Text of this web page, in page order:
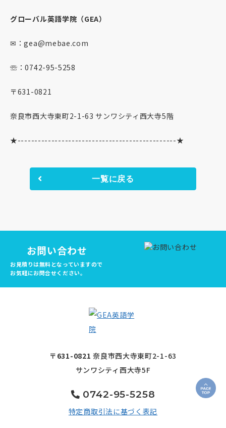
グローバル英語学院（GEA）
✉：gea@mebae.com
☏：0742-95-5258
〒631-0821
奈良市西大寺東町2-1-63 サンワシティ西大寺5階
★-----------------------------------------------★
一覧に戻る
お問い合わせ
お見積りは無料となっていますので
お気軽にお問合せください。
〒631-0821 奈良市西大寺東町2-1-63
サンワシティ西大寺5F
0742-95-5258
特定商取引法に基づく表記